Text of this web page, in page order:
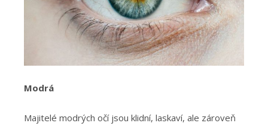
Modrá
Majitelé modrých očí jsou klidní, laskaví, ale zároveň